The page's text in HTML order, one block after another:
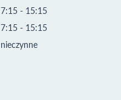
7:15 - 15:15
7:15 - 15:15
nieczynne